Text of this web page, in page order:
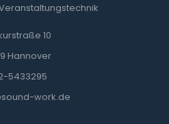
Veranstaltungstechnik
10
Hannover
5433295
work.de